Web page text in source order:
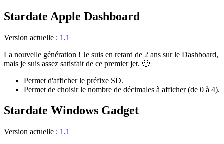
Stardate Apple Dashboard
Version actuelle : 1.1
La nouvelle génération ! Je suis en retard de 2 ans sur le Dashboard,
mais je suis assez satisfait de ce premier jet. 🙂
Permet d'afficher le préfixe SD.
Permet de choisir le nombre de décimales à afficher (de 0 à 4).
Stardate Windows Gadget
Version actuelle : 1.1